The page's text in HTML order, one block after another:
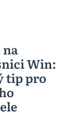
na
Win:
tip pro